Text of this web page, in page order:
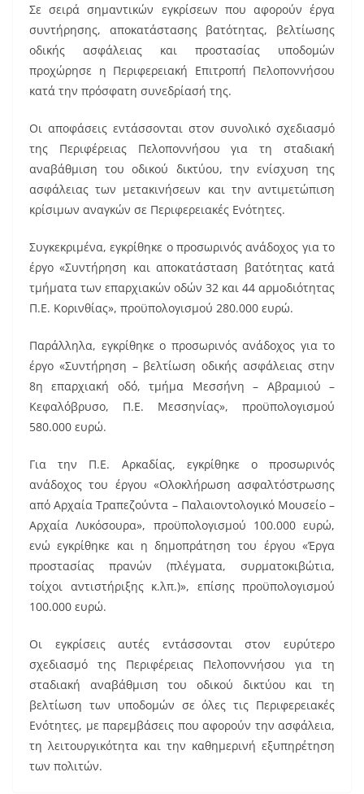
c
e
b
o
o
k
ai
l
er
e
st
Σε σειρά σημαντικών εγκρίσεων που αφορούν έργα
συντήρησης, αποκατάστασης βατότητας, βελτίωσης
οδικής ασφάλειας και προστασίας υποδομών
προχώρησε η Περιφερειακή Επιτροπή Πελοποννήσου
κατά την πρόσφατη συνεδρίασή της.
Οι αποφάσεις εντάσσονται στον συνολικό σχεδιασμό
της Περιφέρειας Πελοποννήσου για τη σταδιακή
αναβάθμιση του οδικού δικτύου, την ενίσχυση της
ασφάλειας των μετακινήσεων και την αντιμετώπιση
κρίσιμων αναγκών σε Περιφερειακές Ενότητες.
Συγκεκριμένα, εγκρίθηκε ο προσωρινός ανάδοχος για το
έργο «Συντήρηση και αποκατάσταση βατότητας κατά
τμήματα των επαρχιακών οδών 32 και 44 αρμοδιότητας
Π.Ε. Κορινθίας», προϋπολογισμού 280.000 ευρώ.
Παράλληλα, εγκρίθηκε ο προσωρινός ανάδοχος για το
έργο «Συντήρηση – βελτίωση οδικής ασφάλειας στην
8η επαρχιακή οδό, τμήμα Μεσσήνη – Αβραμιού –
Κεφαλόβρυσο, Π.Ε. Μεσσηνίας», προϋπολογισμού
580.000 ευρώ.
Για την Π.Ε. Αρκαδίας, εγκρίθηκε ο προσωρινός
ανάδοχος του έργου «Ολοκλήρωση ασφαλτόστρωσης
από Αρχαία Τραπεζούντα – Παλαιοντολογικό Μουσείο –
Αρχαία Λυκόσουρα», προϋπολογισμού 100.000 ευρώ,
ενώ εγκρίθηκε και η δημοπράτηση του έργου «Έργα
προστασίας πρανών (πλέγματα, συρματοκιβώτια,
τοίχοι αντιστήριξης κ.λπ.)», επίσης προϋπολογισμού
100.000 ευρώ.
Οι εγκρίσεις αυτές εντάσσονται στον ευρύτερο
σχεδιασμό της Περιφέρειας Πελοποννήσου για τη
σταδιακή αναβάθμιση του οδικού δικτύου και τη
βελτίωση των υποδομών σε όλες τις Περιφερειακές
Ενότητες, με παρεμβάσεις που αφορούν την ασφάλεια,
τη λειτουργικότητα και την καθημερινή εξυπηρέτηση
των πολιτών.